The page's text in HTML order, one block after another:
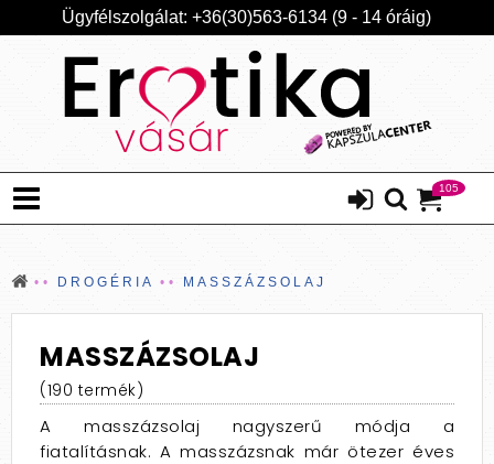
Ügyfélszolgálat: +36(30)563-6134 (9 - 14 óráig)
105
DROGÉRIA MASSZÁZSOLAJ
MASSZÁZSOLAJ
(190 termék)
A masszázsolaj nagyszerű módja a
fiatalításnak. A masszázsnak már ötezer éves